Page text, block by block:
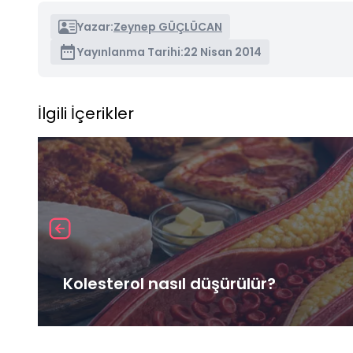
Yazar:Zeynep GÜÇLÜCAN
Yayınlanma Tarihi:22 Nisan 2014
İlgili İçerikler
Kolesterol nasıl düşürülür?